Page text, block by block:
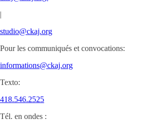
|
studio@ckaj.org
Pour les communiqués et convocations:
informations@ckaj.org
Texto:
418.546.2525
Tél. en ondes :